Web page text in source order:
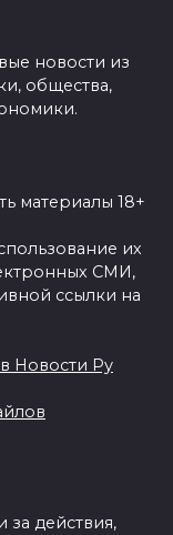
новости из
общества,
материалы 18+
их
СМИ,
ссылки на
Новости Ру
за действия,